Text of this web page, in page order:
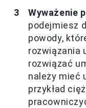
Wyważenie
podejmiesz
powody,
rozwiązania
rozwiązać
należy mieć
przykład